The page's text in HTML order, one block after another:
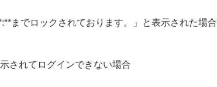
までロックされております。」と表示された場合
されてログインできない場合